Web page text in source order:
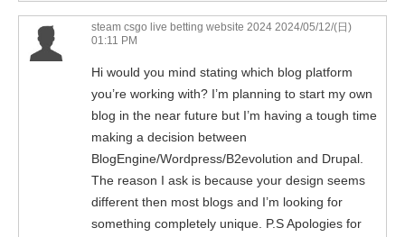
steam csgo live betting website 2024 2024/05/12/(日)
01:11 PM
Hi would you mind stating which blog platform
you’re working with? I’m planning to start my own
blog in the near future but I’m having a tough time
making a decision between
BlogEngine/Wordpress/B2evolution and Drupal.
The reason I ask is because your design seems
different then most blogs and I’m looking for
something completely unique. P.S Apologies for